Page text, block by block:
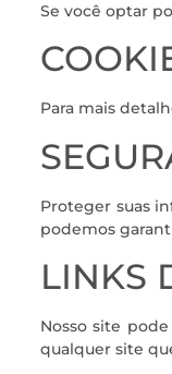
Se você optar
Para mais
Proteger suas
podemos
LINKS
Nosso site
qualquer site